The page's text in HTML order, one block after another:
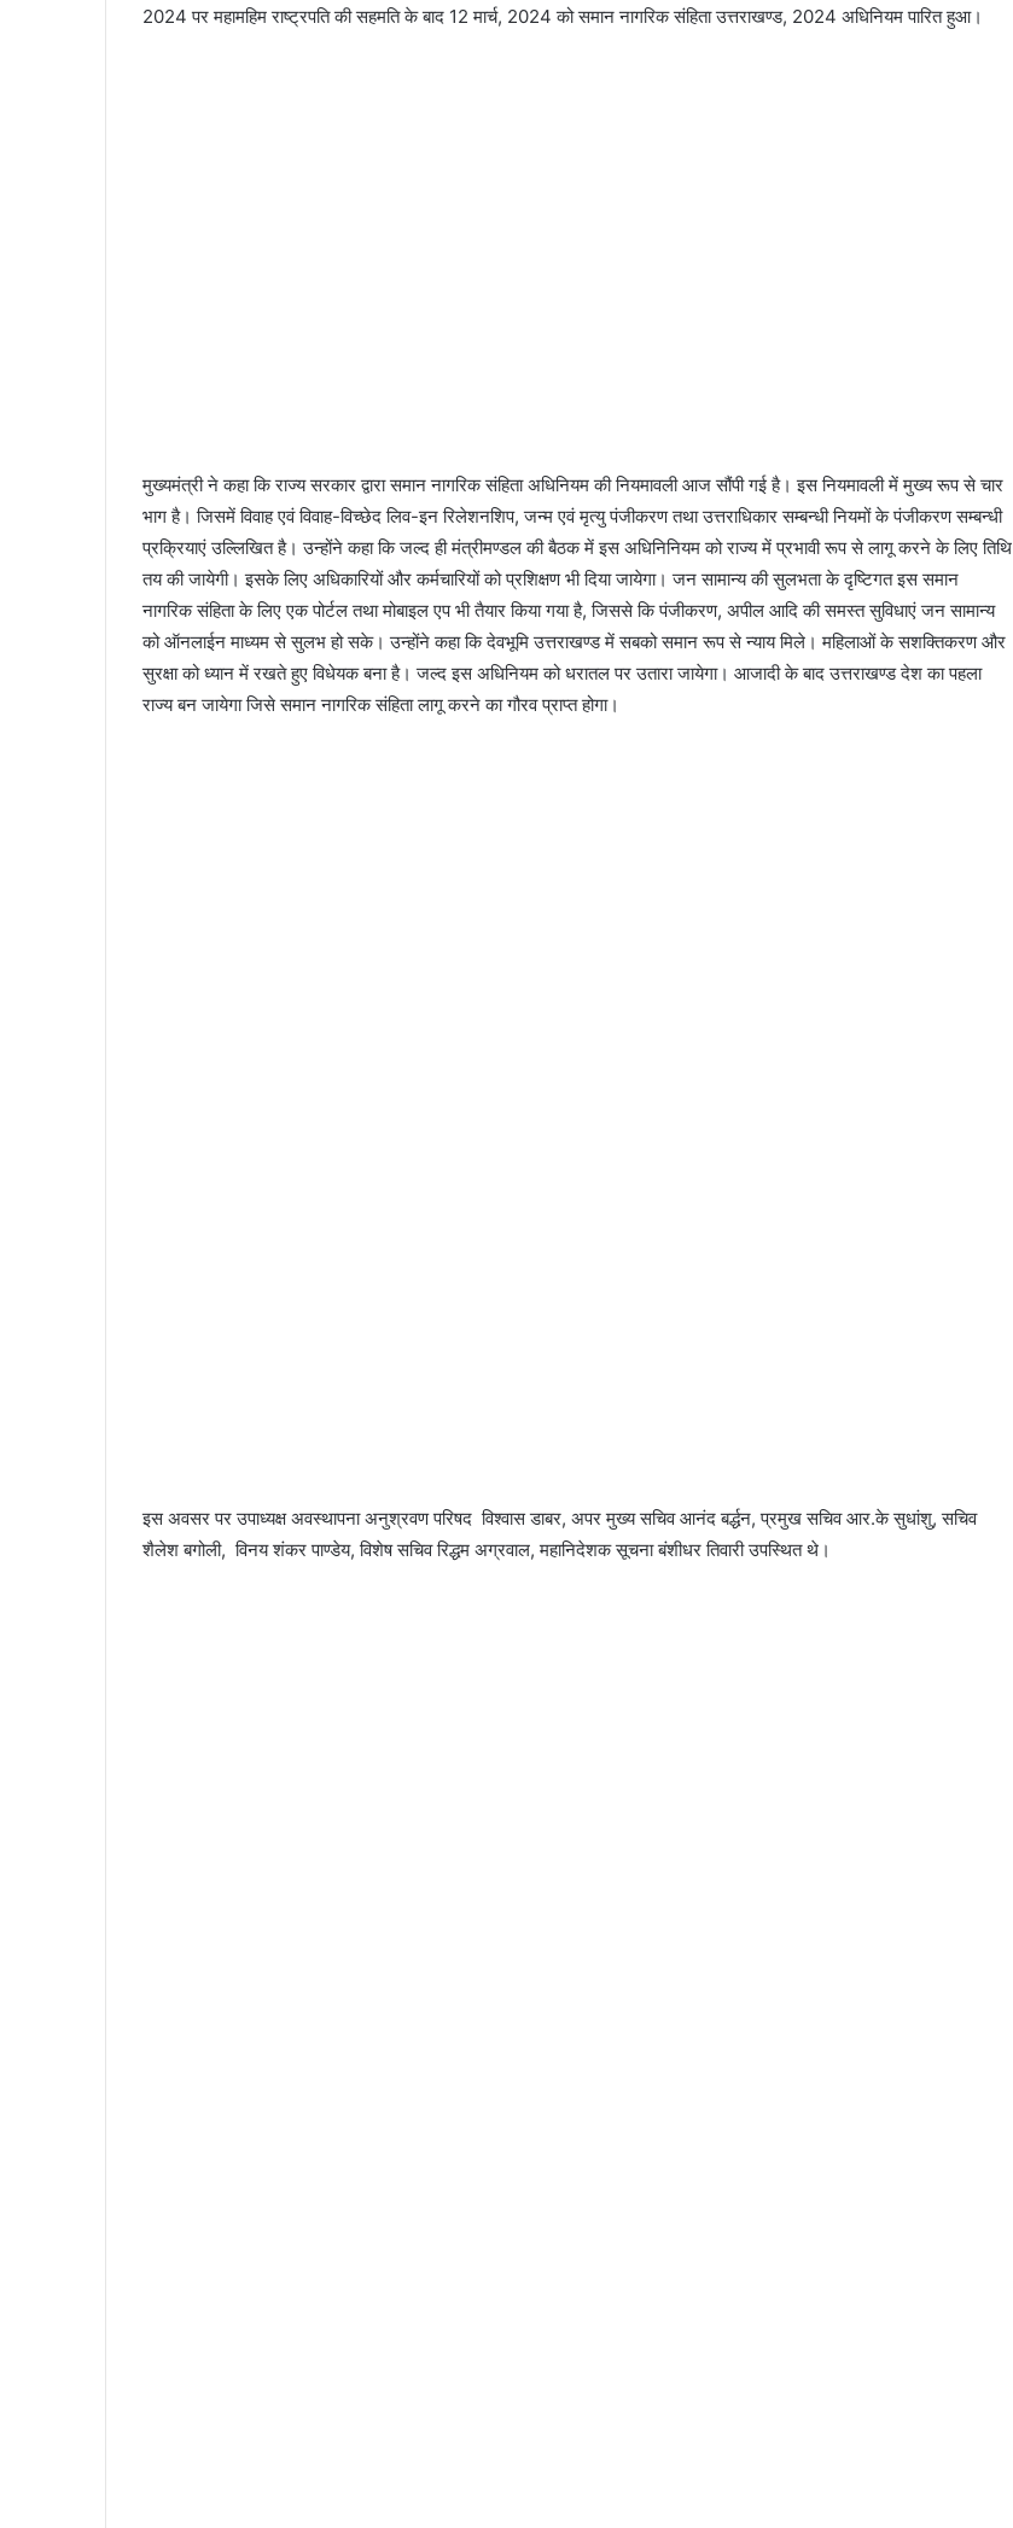
2024 पर महामहिम राष्ट्रपति की सहमति के बाद 12 मार्च, 2024 को समान नागरिक संहिता उत्तराखण्ड, 2024 अधिनियम पारित हुआ।
मुख्यमंत्री ने कहा कि राज्य सरकार द्वारा समान नागरिक संहिता अधिनियम की नियमावली आज सौंपी गई है। इस नियमावली में मुख्य रूप से चार
भाग है। जिसमें विवाह एवं विवाह-विच्छेद लिव-इन रिलेशनशिप, जन्म एवं मृत्यु पंजीकरण तथा उत्तराधिकार सम्बन्धी नियमों के पंजीकरण सम्बन्धी
प्रक्रियाएं उल्लिखित है। उन्होंने कहा कि जल्द ही मंत्रीमण्डल की बैठक में इस अधिनिनियम को राज्य में प्रभावी रूप से लागू करने के लिए तिथि
तय की जायेगी। इसके लिए अधिकारियों और कर्मचारियों को प्रशिक्षण भी दिया जायेगा। जन सामान्य की सुलभता के दृष्टिगत इस समान
नागरिक संहिता के लिए एक पोर्टल तथा मोबाइल एप भी तैयार किया गया है, जिससे कि पंजीकरण, अपील आदि की समस्त सुविधाएं जन सामान्य
को ऑनलाईन माध्यम से सुलभ हो सके। उन्होंने कहा कि देवभूमि उत्तराखण्ड में सबको समान रूप से न्याय मिले। महिलाओं के सशक्तिकरण और
सुरक्षा को ध्यान में रखते हुए विधेयक बना है। जल्द इस अधिनियम को धरातल पर उतारा जायेगा। आजादी के बाद उत्तराखण्ड देश का पहला
राज्य बन जायेगा जिसे समान नागरिक संहिता लागू करने का गौरव प्राप्त होगा।
इस अवसर पर उपाध्यक्ष अवस्थापना अनुश्रवण परिषद विश्वास डाबर, अपर मुख्य सचिव आनंद बर्द्धन, प्रमुख सचिव आर.के सुधांशु, सचिव
शैलेश बगोली, विनय शंकर पाण्डेय, विशेष सचिव रिद्धम अग्रवाल, महानिदेशक सूचना बंशीधर तिवारी उपस्थित थे।